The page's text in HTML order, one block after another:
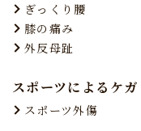
ぎっくり腰
膝の痛み
外反母趾
スポーツによるケガ
スポーツ外傷